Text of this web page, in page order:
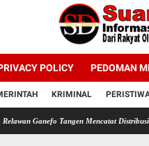
POLICY PEDOMAN
KRIMINAL
Tangen Mencatat Distribusikan 90 Tangki